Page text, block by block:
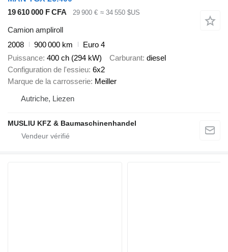
19 610 000 F CFA
29 900 € ≈ 34 550 $US
Camion ampliroll
2008
900 000 km
Euro 4
Puissance 400 ch (294 kW) Carburant diesel
Configuration de l'essieu 6x2
Marque de la carrosserie Meiller
Autriche, Liezen
MUSLIU KFZ & Baumaschinenhandel